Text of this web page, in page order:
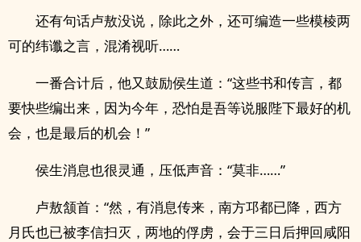
还有句话卢敖没说，除此之外，还可编造一些模棱两
可的纬谶之言，混淆视听……
一番合计后，他又鼓励侯生道：“这些书和传言，都
要快些编出来，因为今年，恐怕是吾等说服陛下最好的机
会，也是最后的机会！”
侯生消息也很灵通，压低声音：“莫非……”
卢敖颔首：“然，有消息传来，南方邛都已降，西方
月氏也已被李信扫灭，两地的俘虏，会于三日后押回咸阳